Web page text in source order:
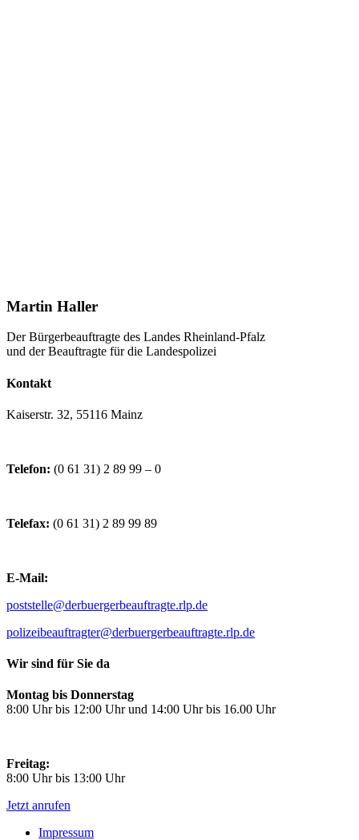
Martin Haller
Der Bürgerbeauftragte des Landes Rheinland-Pfalz
und der Beauftragte für die Landespolizei
Kontakt
Kaiserstr. 32, 55116 Mainz
Telefon: (0 61 31) 2 89 99 – 0
Telefax: (0 61 31) 2 89 99 89
E-Mail:
poststelle@derbuergerbeauftragte.rlp.de
polizeibeauftragter@derbuergerbeauftragte.rlp.de
Wir sind für Sie da
Montag bis Donnerstag
8:00 Uhr bis 12:00 Uhr und 14:00 Uhr bis 16.00 Uhr
Freitag:
8:00 Uhr bis 13:00 Uhr
Jetzt anrufen
Impressum